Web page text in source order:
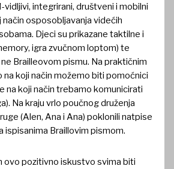
integrirani, društveni i mobilni
način osposobljavanja videćih
Djeci su prikazane taktilne i
igra zvučnom loptom) te
Brailleovom pismu. Na praktičnim
na koji način možemo biti pomoćnici
na koji način trebamo komunicirati
Na kraju vrlo poučnog druženja
(Alen, Ana i Ana) poklonili natpise
ispisanima Braillovim pismom.
ovo pozitivno iskustvo svima biti